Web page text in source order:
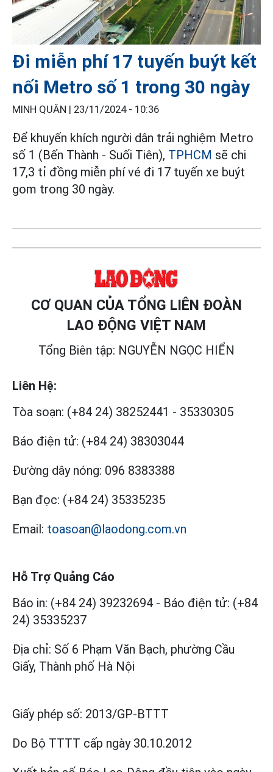
Đi miễn phí 17 tuyến buýt kết
nối Metro số 1 trong 30 ngày
MINH QUÂN | 23/11/2024 - 10:36
Để khuyến khích người dân trải nghiệm Metro
số 1 (Bến Thành - Suối Tiên), TPHCM sẽ chi
17,3 tỉ đồng miễn phí vé đi 17 tuyến xe buýt
gom trong 30 ngày.
CƠ QUAN CỦA TỔNG LIÊN ĐOÀN
LAO ĐỘNG VIỆT NAM
Tổng Biên tập: NGUYỄN NGỌC HIỂN
Liên Hệ:
Tòa soạn: (+84 24) 38252441 - 35330305
Báo điện tử: (+84 24) 38303044
Đường dây nóng: 096 8383388
Bạn đọc: (+84 24) 35335235
Email: toasoan@laodong.com.vn
Hỗ Trợ Quảng Cáo
Báo in: (+84 24) 39232694 - Báo điện tử: (+84
24) 35335237
Địa chỉ: Số 6 Phạm Văn Bạch, phường Cầu
Giấy, Thành phố Hà Nội
Giấy phép số: 2013/GP-BTTT
Do Bộ TTTT cấp ngày 30.10.2012